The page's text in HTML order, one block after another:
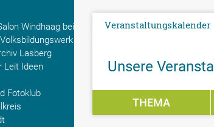
Veranstaltungskalender
Unsere
THEMA
Windhaag bei
Lasberg
Leit Ideen
Fotoklub